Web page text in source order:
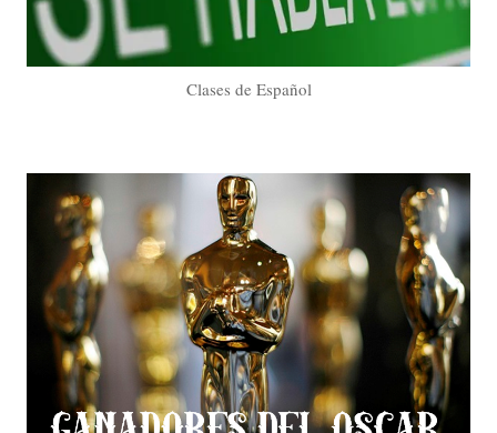
Clases de Español